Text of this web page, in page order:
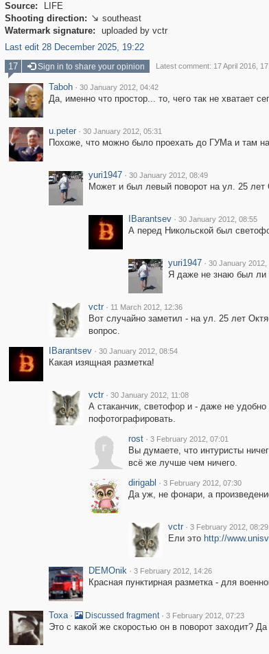
Source:
LIFE
Shooting direction:  southeast
Watermark signature:
uploaded by vctr
Last edit 28 December 2025, 19:22
17 Sign in to share your opinion Latest comment: 17 April 2016,
Taboh · 30 January 2012, 04:42
Да, именно что простор... то, чего так не хватает
u.peter · 30 January 2012, 05:31
Похоже, что можно было проехать до ГУМа и там
yuri1947 · 30 January 2012, 08:49
Может и был левый поворот на ул. 25 лет
IBarantsev · 30 January 2012, 08:55
А перед Никольской был
yuri1947 · 30 January 2012,
Я даже не знаю был ли
vctr · 11 March 2012, 12:36
Вот случайно заметил - на ул. 25 лет
вопрос.
IBarantsev · 30 January 2012, 08:54
Какая изящная разметка!
vctr · 30 January 2012, 11:08
А стаканчик, светофор и - даже не
пофотографировать.
r
rost · 3 February 2012, 07:01
Вы думаете, что интуристы
всё же лучше чем ничего.
dirigabl · 3 February 2012, 07:30
Да уж, не фонари, а
vctr · 3 February 2012, 08:29
Ели это http://
DEMOnik · 3 February 2012, 14:26
Красная пунктирная разметка - для
Toxa · Discussed fragment · 3 February 2012, 07:23
Это с какой же скоростью он в поворот заходит?